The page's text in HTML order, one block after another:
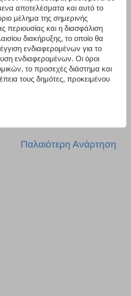
αποτελέσματα και αυτό το
μέλημα της σημερινής
περιουσίας και η διασφάλιση
διακήρυξης, το οποίο θα
ενδιαφερομένων για το
ενδιαφερομένων. Οι όροι
το προσεχές διάστημα και
τους δημότες, προκειμένου
Παλαιότερη Ανάρτηση